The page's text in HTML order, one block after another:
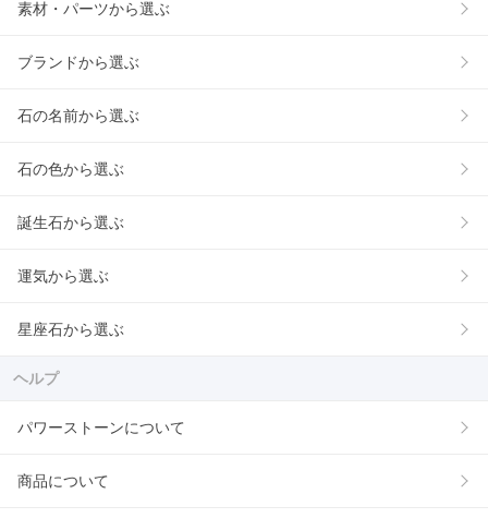
素材・パーツから選ぶ
ブランドから選ぶ
石の名前から選ぶ
石の色から選ぶ
誕生石から選ぶ
運気から選ぶ
星座石から選ぶ
ヘルプ
パワーストーンについて
商品について